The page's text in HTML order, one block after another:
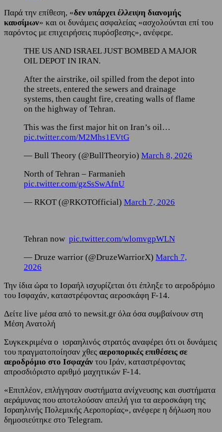
Παρά την επίθεση, «δεν υπάρχει έλλειψη διανομής
καυσίμων» και οι δυνάμεις ασφαλείας «ασχολούνται επί του
παρόντος με επιχειρήσεις πυρόσβεσης», ανέφερε.
THE US AND ISRAEL JUST BOMBED A MAJOR
OIL DEPOT IN IRAN.
After the airstrike, oil spilled from the depot into
the streets, entered the sewers and drainage
systems, then caught fire, creating walls of flame
on the highway of Tehran.
This was the first major hit on Iran’s oil…
pic.twitter.com/M2Mhs1EVtG
— Bull Theory (@BullTheoryio) March 8, 2026
North of Tehran – Farmanieh
pic.twitter.com/gzSsSwAfnU
— RKOT (@RKOTOfficial) March 7, 2026
Tehran now pic.twitter.com/wlomvgpWLN
— Druze warrior (@DruzeWarriorX) March 7,
2026
Την ίδια ώρα το Ισραήλ ισχυρίζεται ότι έπληξε το αεροδρόμιο
του Ισφαχάν, καταστρέφοντας αεροσκάφη F-14.
Δείτε live μέσα από το newsit.gr όλα όσα συμβαίνουν στη
Μέση Ανατολή
Συγκεκριμένα ο ισραηλινός στρατός αναφέρει ότι οι δυνάμεις
του πραγματοποίησαν χθες αεροπορικές επιθέσεις σε
αεροδρόμιο στο Ισφαχάν του Ιράν, καταστρέφοντας
απροσδιόριστο αριθμό μαχητικών F-14.
«Επιπλέον, επλήγησαν συστήματα ανίχνευσης και συστήματα
αεράμυνας που αποτελούσαν απειλή για τα αεροσκάφη της
Ισραηλινής Πολεμικής Αεροπορίας», ανέφερε η δήλωση που
δημοσιεύτηκε στο Telegram.